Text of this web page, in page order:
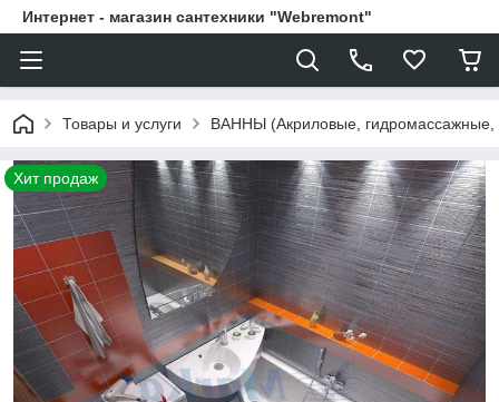
Интернет - магазин сантехники "Webremont"
Товары и услуги ВАННЫ (Акриловые,
Хит продаж